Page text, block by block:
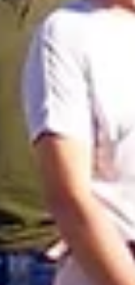
Entradas